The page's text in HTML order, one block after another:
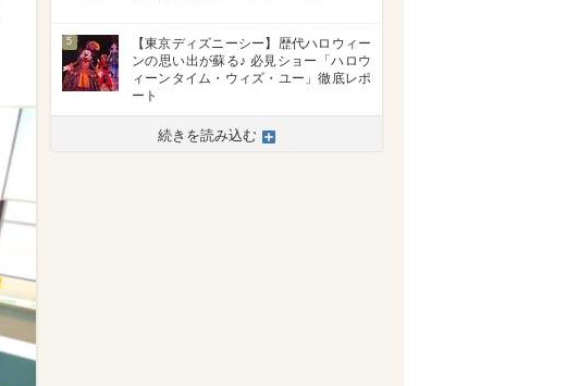
5
【東京ディズニーシー】歴代ハロウィー
ンの思い出が蘇る♪ 必見ショー「ハロウ
ィーンタイム・ウィズ・ユー」徹底レポ
ート
続きを読み込む